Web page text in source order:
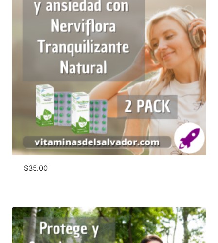
$35.00